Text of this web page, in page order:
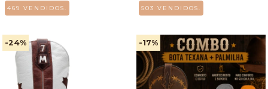
469 VENDIDOS. 503 VENDIDOS.
-24% -17%